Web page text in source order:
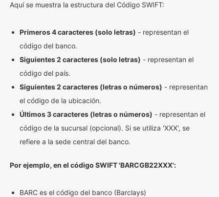
Aquí se muestra la estructura del Código SWIFT:
Primeros 4 caracteres (solo letras) - representan el
código del banco.
Siguientes 2 caracteres (solo letras) - representan el
código del país.
Siguientes 2 caracteres (letras o números) - representan
el código de la ubicación.
Últimos 3 caracteres (letras o números) - representan el
código de la sucursal (opcional). Si se utiliza 'XXX', se
refiere a la sede central del banco.
Por ejemplo, en el código SWIFT 'BARCGB22XXX':
BARC es el código del banco (Barclays)